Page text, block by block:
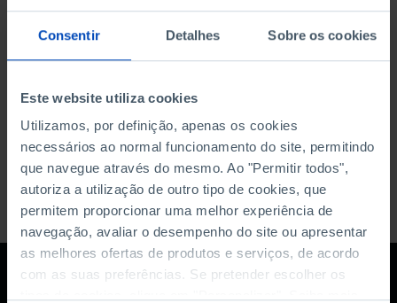
Consentir Detalhes Sobre os cookies
Este website utiliza cookies
Utilizamos, por definição, apenas os cookies
necessários ao normal funcionamento do site, permitindo
que navegue através do mesmo. Ao "Permitir todos",
autoriza a utilização de outro tipo de cookies, que
permitem proporcionar uma melhor experiência de
navegação, avaliar o desempenho do site ou apresentar
as melhores ofertas de produtos e serviços, de acordo
com as suas preferências. Se pretender escolher os
DATA DE FIM